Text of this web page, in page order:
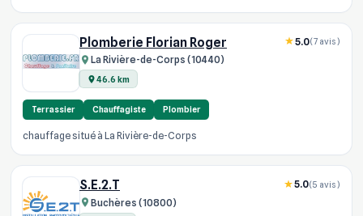
Plomberie Florian Roger
La Rivière-de-Corps (10440)
46.6 km
5.0(7 avis)
Terrassier Chauffagiste Plombier
chauffage situé à La Rivière-de-Corps
S.E.2.T
Buchères (10800)
5.0(5 avis)